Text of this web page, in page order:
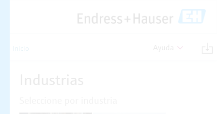
Inicio